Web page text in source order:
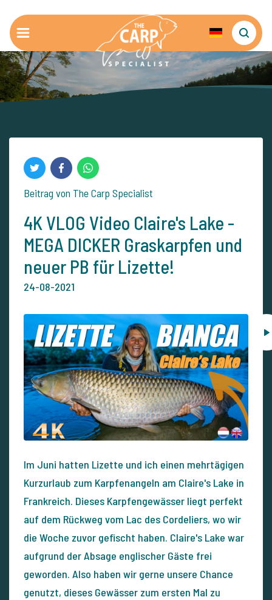
Beitrag von The Carp Specialist
4K VLOG Video Claire's Lake -
MEGA DICKER Graskarpfen und
neuer PB für Lizette!
24-08-2021
Im Juni hatten Lizette und ich einen mehrtägigen
Kurzurlaub zum Karpfenangeln am Claire's Lake in
Frankreich. Dieses Karpfengewässer liegt perfekt
auf dem Rückweg vom Lac des Cordeliers, wo wir
die Woche zuvor gefischt haben. Claire's Lake war
aufgrund der Absage englischer Gäste frei
geworden. Also haben wir gerne unsere Chance
genutzt, dieses Gewässer zum ersten Mal zu